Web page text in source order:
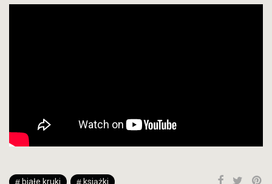
białe kruki
książki